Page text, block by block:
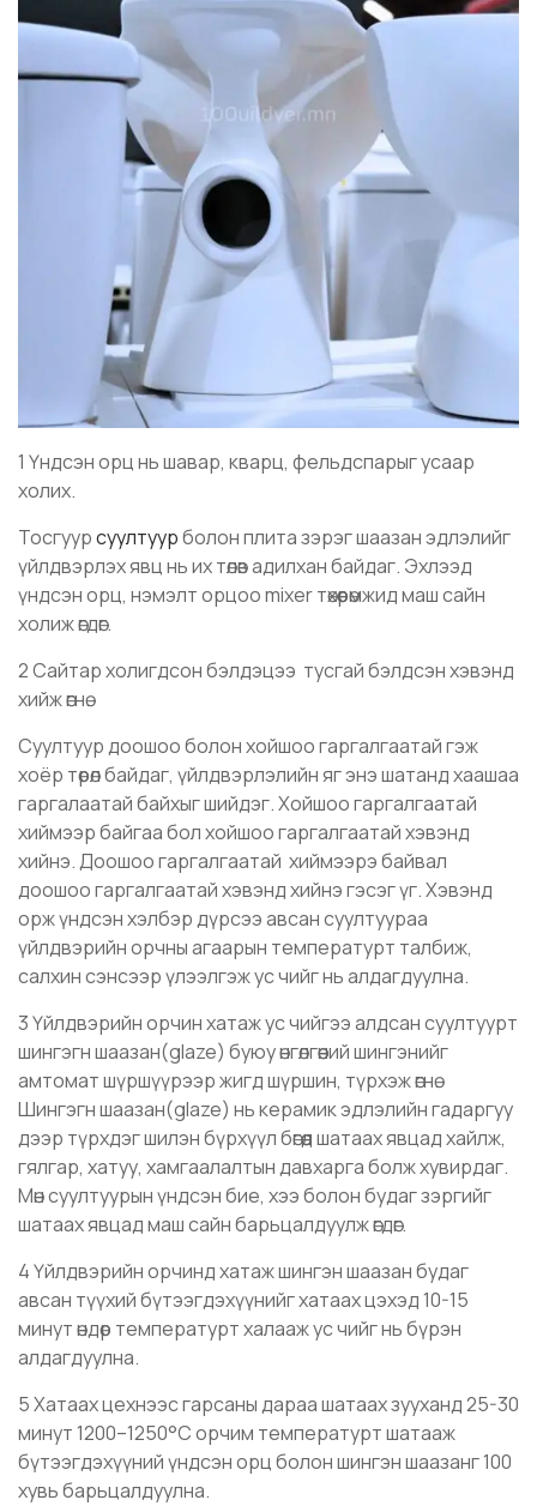
1 Үндсэн орц нь шавар, кварц, фельдспарыг усаар
холих.
Тосгуурсуултуурболон плита зэрэг шаазан эдлэлийг
үйлдвэрлэх явц нь их төлөв адилхан байдаг. Эхлээд
үндсэн орц, нэмэлт орцоо mixer төхөөрөмжид маш сайн
холиж өгдөг.
2 Сайтар холигдсон бэлдэцээ тусгай бэлдсэн хэвэнд
хийж өгнө.
Суултуур доошоо болон хойшоо гаргалгаатай гэж
хоёр төрөл байдаг, үйлдвэрлэлийн яг энэ шатанд хаашаа
гаргалаатай байхыг шийдэг. Хойшоо гаргалгаатай
хиймээр байгаа бол хойшоо гаргалгаатай хэвэнд
хийнэ. Доошоо гаргалгаатай хиймээрэ байвал
доошоо гаргалгаатай хэвэнд хийнэ гэсэг үг. Хэвэнд
орж үндсэн хэлбэр дүрсээ авсан суултуураа
үйлдвэрийн орчны агаарын температурт талбиж,
салхин сэнсээр үлээлгэж ус чийг нь алдагдуулна.
3 Үйлдвэрийн орчин хатаж ус чийгээ алдсан суултуурт
шингэгн шаазан(glaze) буюу өнгөлгөөний шингэнийг
амтомат шүршүүрээр жигд шүршин, түрхэж өгнө.
Шингэгн шаазан(glaze) нь керамик эдлэлийн гадаргуу
дээр түрхдэг шилэн бүрхүүл бөгөөд шатаах явцад хайлж,
гялгар, хатуу, хамгаалалтын давхарга болж хувирдаг.
Мөн суултуурын үндсэн бие, хээ болон будаг зэргийг
шатаах явцад маш сайн барьцалдуулж өгдөг.
4 Үйлдвэрийн орчинд хатаж шингэн шаазан будаг
авсан түүхий бүтээгдэхүүнийг хатаах цэхэд 10-15
минут өндөр температурт халааж ус чийг нь бүрэн
алдагдуулна.
5 Хатаах цехнээс гарсаны дараа шатаах зууханд 25-30
минут 1200–1250°C орчим температурт шатааж
бүтээгдэхүүний үндсэн орц болон шингэн шаазанг 100
хувь барьцалдуулна.